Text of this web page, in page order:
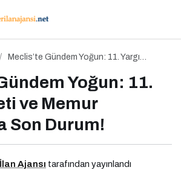
Meclis’te Gündem Yoğun: 11. Yargı
Yoğun: 11.
ve Memur
Son Durum!
Ajansı tarafından yayınlandı
Yayın Hayatına Başladı